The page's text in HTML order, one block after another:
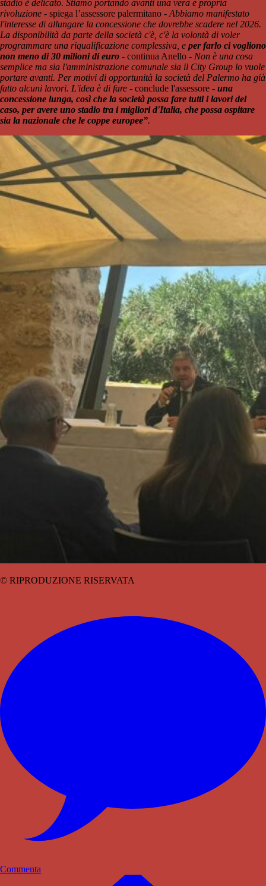
stadio è delicato. Stiamo portando avanti una vera e propria
rivoluzione - spiega l’assessore palermitano - Abbiamo manifestato
l'interesse di allungare la concessione che dovrebbe scadere nel 2026.
La disponibilità da parte della società c'è, c'è la volontà di voler
programmare una riqualificazione complessiva, e per farlo ci vogliono
non meno di 30 milioni di euro - continua Anello - Non è una cosa
semplice ma sia l'amministrazione comunale sia il City Group lo vuole
portare avanti. Per motivi di opportunità la società del Palermo ha già
fatto alcuni lavori. L'idea è di fare - conclude l'assessore - una
concessione lunga, così che la società possa fare tutti i lavori del
caso, per avere uno stadio tra i migliori d'Italia, che possa ospitare
sia la nazionale che le coppe europee”.
© RIPRODUZIONE RISERVATA
Commenta